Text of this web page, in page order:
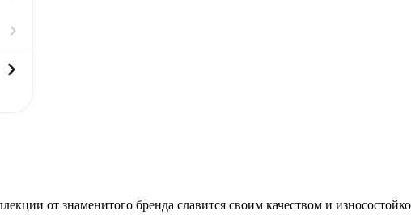
от знаменитого бренда славится своим качеством и